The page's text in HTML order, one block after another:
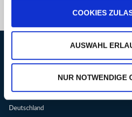
COOKIES
AUSWAHL
NUR NOTWENDIGE
KONTAKT
Deutschland